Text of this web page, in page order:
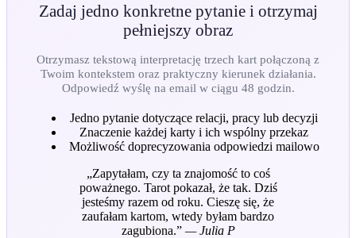
Zadaj jedno konkretne pytanie i otrzymaj
pełniejszy obraz
Otrzymasz tekstową interpretację trzech kart połączoną z
Twoim kontekstem oraz praktyczny kierunek działania.
Odpowiedź wyślę na email w ciągu 48 godzin.
Jedno pytanie dotyczące relacji, pracy lub decyzji
Znaczenie każdej karty i ich wspólny przekaz
Możliwość doprecyzowania odpowiedzi mailowo
„Zapytałam, czy ta znajomość to coś
poważnego. Tarot pokazał, że tak. Dziś
jesteśmy razem od roku. Cieszę się, że
zaufałam kartom, wtedy byłam bardzo
zagubiona.” —Julia P